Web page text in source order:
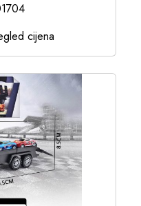
cijena